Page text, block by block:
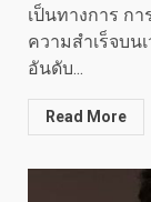
เป็นทางการ ก
ความสำเร็จบน
อันดับ...
Read More